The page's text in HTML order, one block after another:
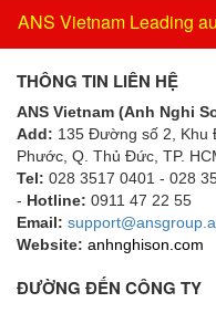
ANS Vietnam Leading
THÔNG TIN LIÊN HỆ
ANS Vietnam (Anh Nghi
Add: 135 Đường số 2, Khu
Phước, Q. Thủ Đức, TP.
Tel: 028 3517 0401 - 028
- Hotline: 0911 47 22 55
Email:
Website: anhnghison.com
ĐƯỜNG ĐẾN CÔNG TY